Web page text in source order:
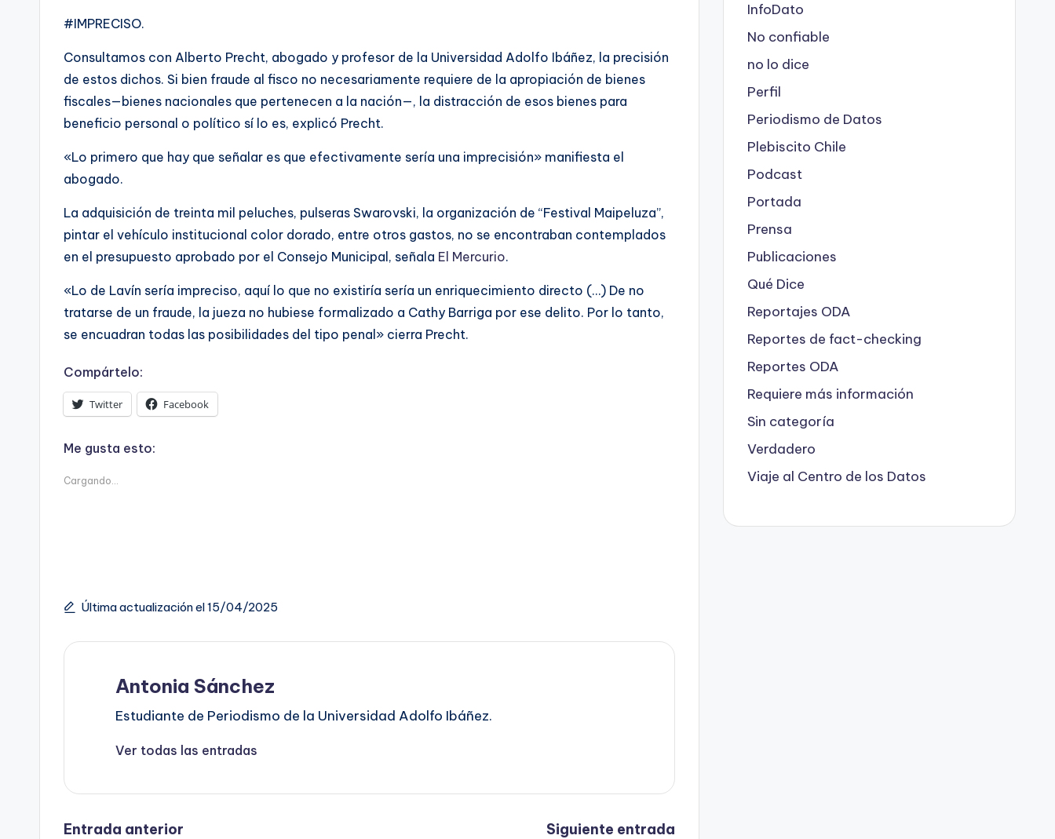
#IMPRECISO.
Consultamos con Alberto Precht, abogado y profesor de la Universidad Adolfo Ibáñez, la precisión
de estos dichos. Si bien fraude al fisco no necesariamente requiere de la apropiación de bienes
fiscales—bienes nacionales que pertenecen a la nación—, la distracción de esos bienes para
beneficio personal o político sí lo es, explicó Precht.
«Lo primero que hay que señalar es que efectivamente sería una imprecisión» manifiesta el
abogado.
La adquisición de treinta mil peluches, pulseras Swarovski, la organización de “Festival Maipeluza”,
pintar el vehículo institucional color dorado, entre otros gastos, no se encontraban contemplados
en el presupuesto aprobado por el Consejo Municipal, señala El Mercurio.
«Lo de Lavín sería impreciso, aquí lo que no existiría sería un enriquecimiento directo (…) De no
tratarse de un fraude, la jueza no hubiese formalizado a Cathy Barriga por ese delito. Por lo tanto,
se encuadran todas las posibilidades del tipo penal» cierra Precht.
Compártelo:
Twitter Facebook
Me gusta esto:
Cargando...
Última actualización el 15/04/2025
Antonia Sánchez
Estudiante de Periodismo de la Universidad Adolfo Ibáñez.
Ver todas las entradas
Entrada anterior Siguiente entrada
InfoDato
No confiable
no lo dice
Perfil
Periodismo de Datos
Plebiscito Chile
Podcast
Portada
Prensa
Publicaciones
Qué Dice
Reportajes ODA
Reportes de fact-checking
Reportes ODA
Requiere más información
Sin categoría
Verdadero
Viaje al Centro de los Datos